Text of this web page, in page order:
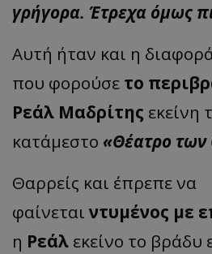
γρήγορα. Έτρεχα όμως
Αυτή ήταν και η
που φορούσε το
Ρεάλ Μαδρίτης εκείνη
κατάμεστο «Θέατρο των
Θαρρείς και έπρεπε να
φαίνεταιντυμένος με
η Ρεάλ εκείνο το βράδυ